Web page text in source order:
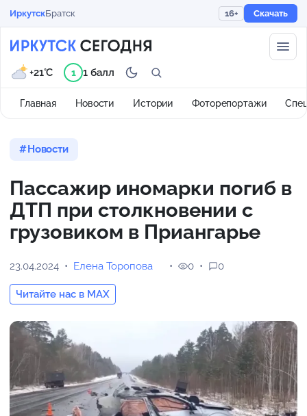
ИркутскБратск 16+ Скачать
Главная Новости Истории Фоторепортажи
+21°C 1 1 балл
Новости
Пассажир иномарки погиб в
ДТП при столкновении с
грузовиком в Приангарье
23.04.2024 Елена Торопова
Читайте нас в MAX
0 0